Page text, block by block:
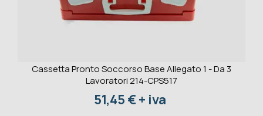
Cassetta Pronto Soccorso Base Allegato 1 - Da 3
Lavoratori 214-CPS517
Prezzo
51,45 € + iva